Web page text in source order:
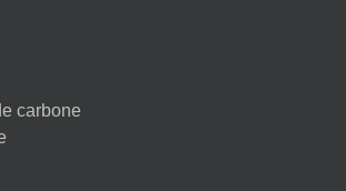
carbone